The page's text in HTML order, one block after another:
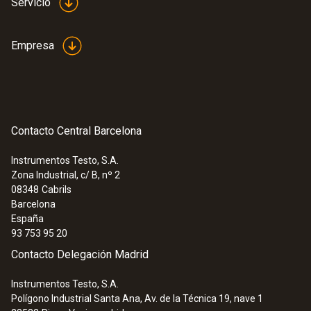
Empresa
Contacto Central Barcelona
Instrumentos Testo, S.A.
Zona Industrial, c/ B, nº 2
08348 Cabrils
Barcelona
España
93 753 95 20
Contacto Delegación Madrid
Instrumentos Testo, S.A.
Polígono Industrial Santa Ana, Av. de la Técnica 19, nave 1